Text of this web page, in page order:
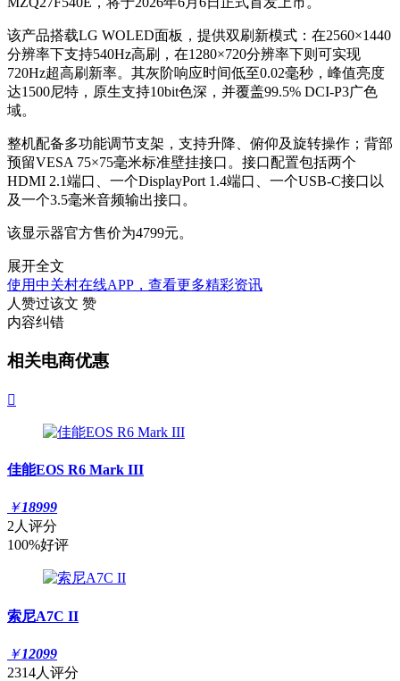
该产品搭载LG WOLED面板，提供双刷新模式：在2560×1440
分辨率下支持540Hz高刷，在1280×720分辨率下则可实现
720Hz超高刷新率。其灰阶响应时间低至0.02毫秒，峰值亮度
达1500尼特，原生支持10bit色深，并覆盖99.5% DCI-P3广色
域。
整机配备多功能调节支架，支持升降、俯仰及旋转操作；背部
预留VESA 75×75毫米标准壁挂接口。接口配置包括两个
HDMI 2.1端口、一个DisplayPort 1.4端口、一个USB-C接口以
及一个3.5毫米音频输出接口。
该显示器官方售价为4799元。
展开全文
使用中关村在线APP，查看更多精彩资讯
人赞过该文 赞
内容纠错
相关电商优惠

佳能EOS R6 Mark III
￥18999
2人评分
100%好评
索尼A7C II
￥12099
2314人评分